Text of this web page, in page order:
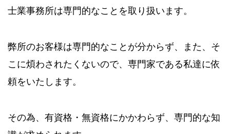
士業事務所は専門的なことを取り扱います。
弊所のお客様は専門的なことが分からず、また、そ
こに煩わされたくないので、専門家である私達に依
頼をいたします。
その為、有資格・無資格にかかわらず、専門的な知